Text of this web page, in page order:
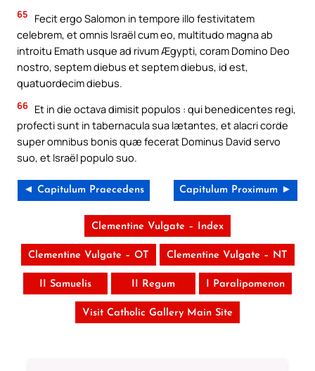
65
Fecit ergo Salomon in tempore illo festivitatem
celebrem, et omnis Israël cum eo, multitudo magna ab
introitu Emath usque ad rivum Ægypti, coram Domino Deo
nostro, septem diebus et septem diebus, id est,
quatuordecim diebus.
66 Et in die octava dimisit populos : qui benedicentes regi,
profecti sunt in tabernacula sua lætantes, et alacri corde
super omnibus bonis quæ fecerat Dominus David servo
suo, et Israël populo suo.
◄ Capitulum Praecedens Capitulum Proximum ►
Clementine Vulgate – Index
Clementine Vulgate – OT Clementine Vulgate – NT
II Samuelis II Regum I Paralipomenon
Visit Catholic Gallery Main Site